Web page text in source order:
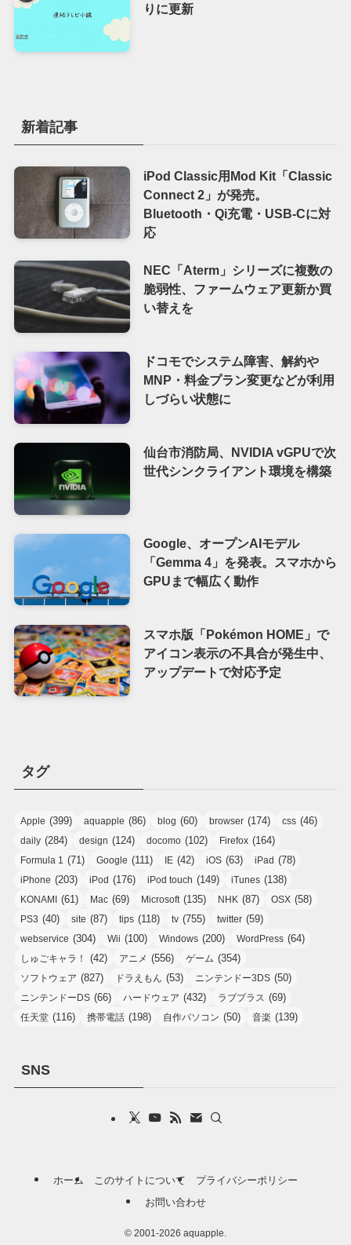
りに更新
新着記事
iPod Classic用Mod Kit「Classic
Connect 2」が発売。
Bluetooth・Qi充電・USB-Cに対
応
NEC「Aterm」シリーズに複数の
脆弱性、ファームウェア更新か買
い替えを
ドコモでシステム障害、解約や
MNP・料金プラン変更などが利用
しづらい状態に
仙台市消防局、NVIDIA vGPUで次
世代シンクライアント環境を構築
Google、オープンAIモデル
「Gemma 4」を発表。スマホから
GPUまで幅広く動作
スマホ版「Pokémon HOME」で
アイコン表示の不具合が発生中、
アップデートで対応予定
タグ
Apple (399) aquapple (86) blog (60) browser (174) css (46)
daily (284) design (124) docomo (102) Firefox (164)
Formula 1 (71) Google (111) IE (42) iOS (63) iPad (78)
iPhone (203) iPod (176) iPod touch (149) iTunes (138)
KONAMI (61) Mac (69) Microsoft (135) NHK (87) OSX (58)
PS3 (40) site (87) tips (118) tv (755) twitter (59)
webservice (304) Wii (100) Windows (200) WordPress (64)
しゅごキャラ！ (42) アニメ (556) ゲーム (354)
ソフトウェア (827) ドラえもん (53) ニンテンドー3DS (50)
ニンテンドーDS (66) ハードウェア (432) ラブプラス (69)
任天堂 (116) 携帯電話 (198) 自作パソコン (50) 音楽 (139)
SNS
ホーム このサイトについて
プライバシーポリシー
お問い合わせ
© 2001-2026 aquapple.